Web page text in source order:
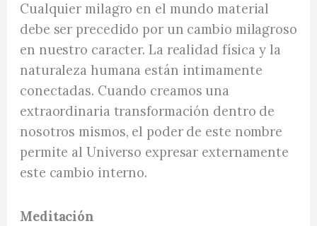
Cualquier milagro en el mundo material
debe ser precedido por un cambio milagroso
en nuestro caracter. La realidad física y la
naturaleza humana están intimamente
conectadas. Cuando creamos una
extraordinaria transformación dentro de
nosotros mismos, el poder de este nombre
permite al Universo expresar externamente
este cambio interno.
Meditación